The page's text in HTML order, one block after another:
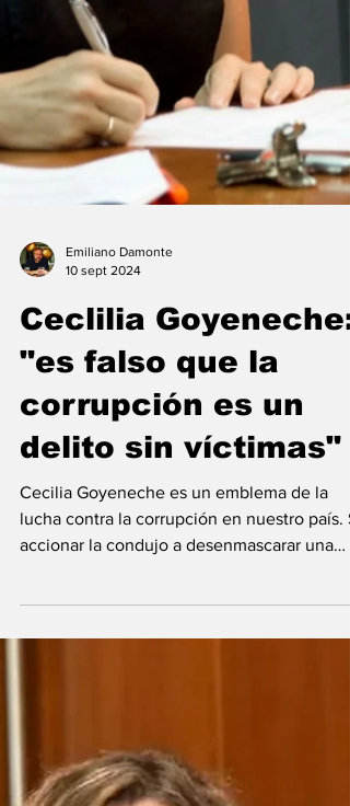
Emiliano Damonte
Ceclilia Goyeneche:
"es falso que la
corrupción es un
delito sin víctimas"
enorme red...